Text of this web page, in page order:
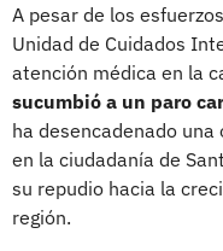
A pesar de los
Unidad de Cuidados
atención médica en la
sucumbió a un paro
ha desencadenado
en la ciudadanía de
su repudio hacia la
región.